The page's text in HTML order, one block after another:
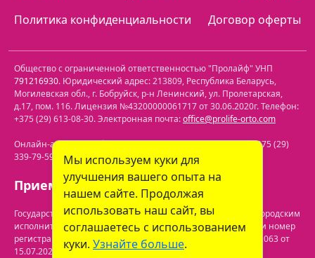
Политика конфиденциальности
Договор оферты
Общество с ограниченной ответственностью "Пролайф" УНП
791216930. Юридический адрес:213809, Республика Беларусь,
Могилевская обл., г. Бобруйск, р-н Ленинский,ул. Пролетарская,
д.17, пом. 116. Лицензия №43200000061717 от 30.06.2020г. Телефон:
+375 (29) 613-08-30. Электронная почта:office@prolife-orto.com
Онлайн-аптека: г. Бобруйск, ул. Советская 40-3. Телефон: +375 (29)
339-79-59. Электронная почта:info@aptekaonline.by
Прием заказов: с 9:00 до 21:00.
Государственная регистрация осуществлена Бобруйским городским
исполнительным комитетом управления экономики. Дата и номер
регистрации интернет-магазина в торговом реестре: №722063 от
15.07.2024.
Перечень юрлиц на сайте ГУ "Госфармнадзор"
Мы используем куки для
улучшения вашего опыта на
нашем сайте. Продолжая
использовать наш сайт, вы
соглашаетесь с использованием
куки. Узнайте больше.